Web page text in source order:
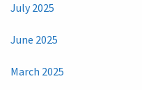
July 2025
June 2025
March 2025